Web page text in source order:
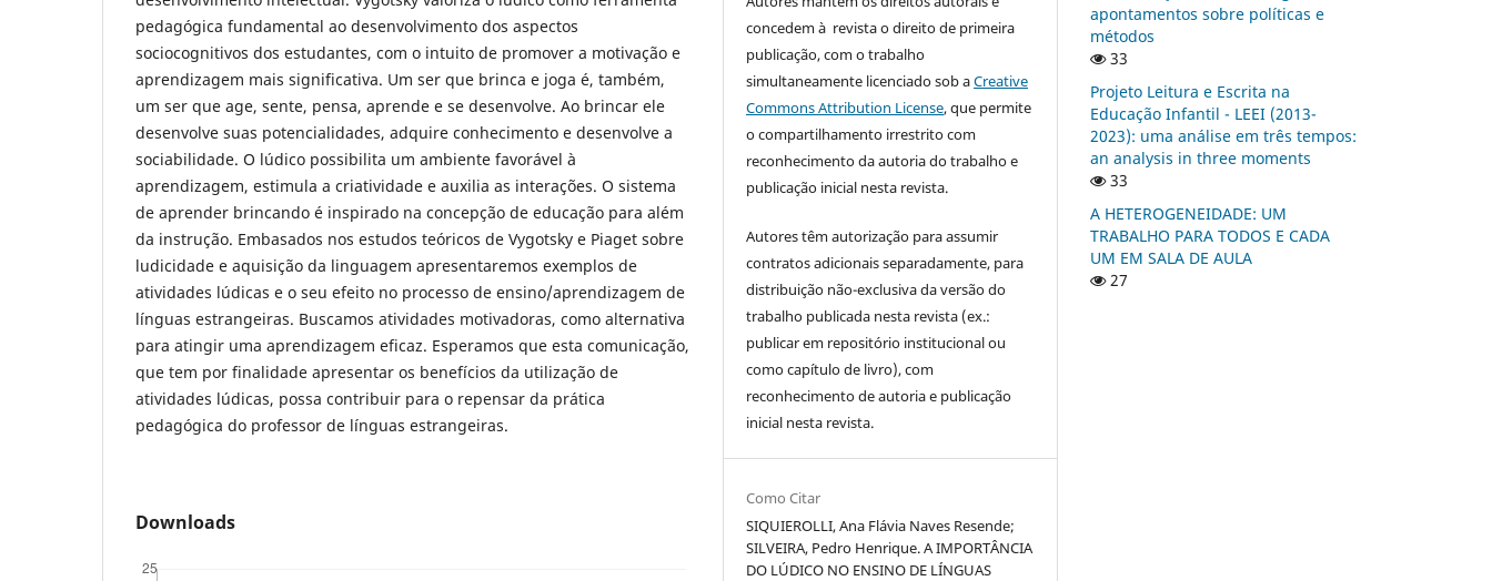
pedagógica fundamental ao desenvolvimento dos aspectos
sociocognitivos dos estudantes, com o intuito de promover a motivação e
aprendizagem mais significativa. Um ser que brinca e joga é, também,
um ser que age, sente, pensa, aprende e se desenvolve. Ao brincar ele
desenvolve suas potencialidades, adquire conhecimento e desenvolve a
sociabilidade. O lúdico possibilita um ambiente favorável à
aprendizagem, estimula a criatividade e auxilia as interações. O sistema
de aprender brincando é inspirado na concepção de educação para além
da instrução. Embasados nos estudos teóricos de Vygotsky e Piaget sobre
ludicidade e aquisição da linguagem apresentaremos exemplos de
atividades lúdicas e o seu efeito no processo de ensino/aprendizagem de
línguas estrangeiras. Buscamos atividades motivadoras, como alternativa
para atingir uma aprendizagem eficaz. Esperamos que esta comunicação,
que tem por finalidade apresentar os benefícios da utilização de
atividades lúdicas, possa contribuir para o repensar da prática
pedagógica do professor de línguas estrangeiras.
Downloads
concedem à revista o direito de primeira
publicação, com o trabalho
simultaneamente licenciado sob aCreative
Commons Attribution License, que permite
o compartilhamento irrestrito com
reconhecimento da autoria do trabalho e
publicação inicial nesta revista.
Autores têm autorização para assumir
contratos adicionais separadamente, para
distribuição não-exclusiva da versão do
trabalho publicada nesta revista (ex.:
publicar em repositório institucional ou
como capítulo de livro), com
reconhecimento de autoria e publicação
inicial nesta revista.
Como Citar
SIQUIEROLLI, Ana Flávia Naves Resende;
SILVEIRA, Pedro Henrique. A IMPORTÂNCIA
DO LÚDICO NO ENSINO DE LÍNGUAS
apontamentos sobre políticas e
métodos
33
Projeto Leitura e Escrita na
Educação Infantil - LEEI (2013-
2023): uma análise em três tempos:
an analysis in three moments
33
A HETEROGENEIDADE: UM
TRABALHO PARA TODOS E CADA
UM EM SALA DE AULA
27